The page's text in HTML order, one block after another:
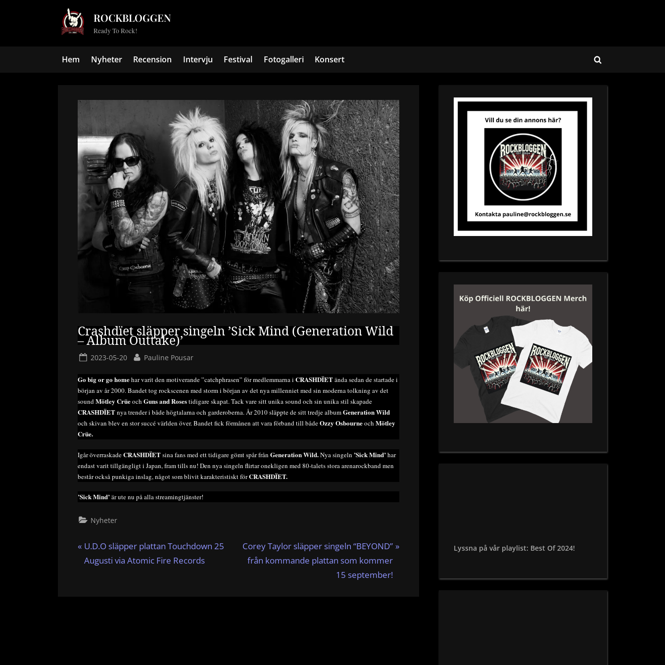
ROCKBLOGGEN
Ready To Rock!
Hem Nyheter Recension Intervju Festival Fotogalleri Konsert
Toggle
Crashdïet släpper singeln ’Sick Mind (Generation Wild
– Album Outtake)’
Posted
2023-05-20 By
Pauline Pousar
Go big or go homehar varit den motiverande ”catchphrasen” för medlemmarna i CRASHDÏETända sedan de startade i
början av år 2000. Bandet tog rockscenen med storm i början av det nya millenniet med sin moderna tolkning av det
soundMötley Crüeoch Guns and Rosestidigare skapat. Tack vare sitt unika sound och sin unika stil skapade
CRASHDÏETnya trender i både högtalarna och garderoberna. År 2010 släppte de sitt tredje albumGeneration Wild
och skivan blev en stor succé världen över. Bandet fick förmånen att vara förband till bådeOzzy Osbourneoch Mötley
Crüe.
Igår överraskadeCRASHDÏETsina fans med ett tidigare gömt spår från Generation Wild.Nya singeln ’Sick Mind’har
endast varit tillgängligt i Japan, fram tills nu! Den nya singeln flirtar onekligen med 80-talets stora arenarockband men
består också punkiga inslag, något som blivit karakteristiskt förCRASHDÏET.
’Sick Mind’är ute nu på alla streamingtjänster!
Nyheter
P
r
U.D.O släpper plattan Touchdown 25
Augusti via Atomic Fire Records
N
Corey Taylor släpper singeln “BEYOND”
från kommande plattan som kommer
15 september!
Lyssna på vår playlist: Best Of 2024!